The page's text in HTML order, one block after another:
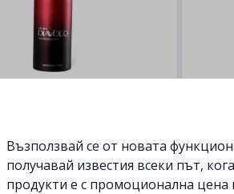
3.32лв.
Възползвай се от новата
получавай известия всеки път,
продукти е с промоционална цена